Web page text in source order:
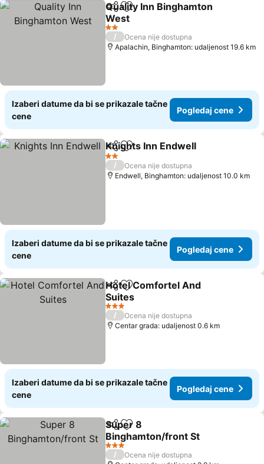
Deli Dodati u favorite
Quality Inn Binghamton
West
2 Zvezdice
/
Ocena nije dostupna
Apalachin, Binghamton: udaljenost 19.6 km
Izaberi datume da bi se prikazale tačne
cene
Pogledaj cene
Deli Dodati u favorite
Knights Inn Endwell
2 Zvezdice
/
Ocena nije dostupna
Endwell, Binghamton: udaljenost 10.0 km
Izaberi datume da bi se prikazale tačne
cene
Pogledaj cene
Deli Dodati u favorite
Hotel Comfortel And
Suites
3 Zvezdice
/
Ocena nije dostupna
Centar grada: udaljenost 0.6 km
Izaberi datume da bi se prikazale tačne
cene
Pogledaj cene
Deli Dodati u favorite
Super 8
Binghamton/front St
3 Zvezdice
/
Ocena nije dostupna